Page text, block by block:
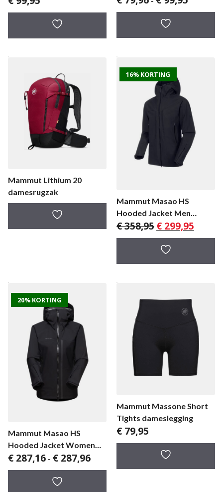
Mammut Lithium 20
damesrugzak
16% KORTING
Mammut Masao HS
Hooded Jacket Men
herenjas
€358,95 Oorspronkelijke
prijs
was:
€ 358,95.
€ 299,95
prijs
20% KORTING
Mammut Masao HS
Hooded Jacket Women
damesjas
€ 287,16 - € 287,96
Mammut Massone Short
Tights dameslegging
€ 79,95